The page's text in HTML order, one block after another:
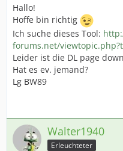
Hallo!
Hoffe bin richtig
Ich suche dieses Tool:
forums.net/
Leider ist die DL page
Hat es ev. jemand?
Lg BW89
Walter1940
Erleuchteter